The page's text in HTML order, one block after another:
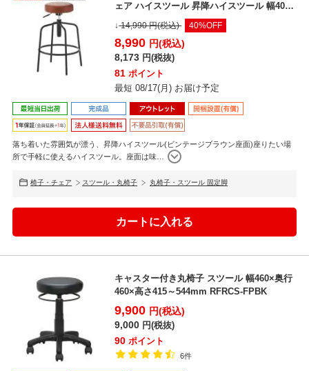
ェア ハイスツール 昇降ハイスツール 幅405×
奥行405×...
↓14,990円(税込) 40%OFF
8,990 円(税込)
8,173 円(税抜)
81 ポイント
最短 08/17(月) お届け予定
落ち着いた雰囲気が漂う、昇降ハイスツール(ビンテージブラウン座面)座りたい場
所で手軽に使えるハイスツール。座面は味…
椅子・チェア スツール・丸椅子 丸椅子・スツール 固定脚
キャスター付き丸椅子 スツール 幅460×奥行
460×高さ415～544mm RFRCS-FPBK
9,900 円(税込)
9,000 円(税抜)
90 ポイント
6件